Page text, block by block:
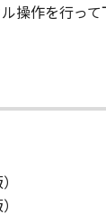
操作を行って